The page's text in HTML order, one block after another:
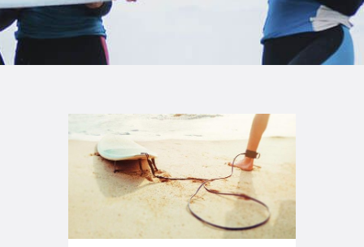
TIENDA FAMILY SURFERS
WEBCAM SALINAS
PEDIDOS